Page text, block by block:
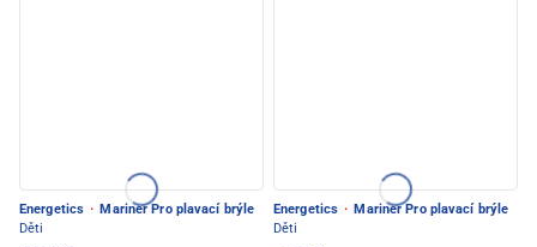
Energetics · Mariner Pro plavací brýle
Děti
Energetics · Mariner Pro plavací brýle
Děti